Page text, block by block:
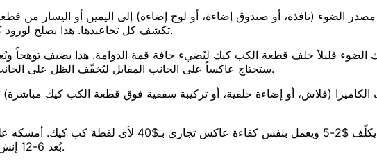
الضوء (نافذة، أو صندوق إضاءة، أو لوح إضاءة) إلى اليمين أو اليسار من
تكشف كل تجاعيدها. هذا يصلح لورود كريمة الزبدة، ودوامات الرأس النجمي، والكريمات المطفأة.
الضوء قليلاً خلف قطعة الكب كيك ليُضيء حافة قمة الدوامة. هذا يضيف توهجاً
ستحتاج عاكساً على الجانب المقابل ليُخفّف الظل على الجانب المواجه للكاميرا، وإلا سيصبح الجانب الأمامي مظلماً جداً.
الكاميرا (فلاش، أو إضاءة حلقية، أو تركيبة سقفية فوق قطعة الكب كيك
كرتون أبيض من أي مكتبة مستلزمات مكتبية يكلّف $2-5
بُعد 6-12 إنش. الضوء المنعكس يعدّل جانب الظل دون أن يمحو الملمس.